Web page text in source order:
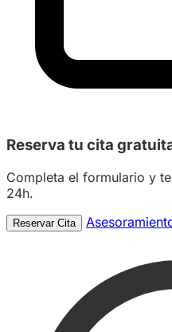
Reserva tu cita
Completa el formulario y
24h.
Reservar Cita